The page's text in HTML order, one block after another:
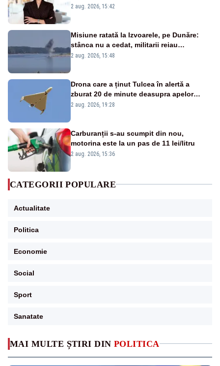
MAI MULTE ȘTIRI DIN POLITICA
emisiunii „Miza Zilei” la Realitatea PLUS
2 aug. 2026, 15:42
Misiune ratată la Izvoarele, pe Dunăre:
stânca nu a cedat, militarii reiau
detonările luni – VIDEO
2 aug. 2026, 15:48
Drona care a ținut Tulcea în alertă a
zburat 20 de minute deasupra apelor
României. Au fost ridicate două F-16
2 aug. 2026, 19:28
Carburanții s-au scumpit din nou,
motorina este la un pas de 11 lei/litru
2 aug. 2026, 15:36
CATEGORII POPULARE
Actualitate
Politica
Economie
Social
Sport
Sanatate